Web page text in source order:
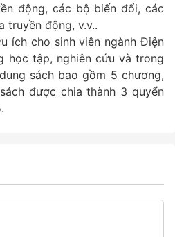
động, các bộ biến đổi, các
truyền động, v.v..
ích cho sinh viên ngành Điện
học tập, nghiên cứu và trong
sách bao gồm 5 chương,
được chia thành 3 quyển